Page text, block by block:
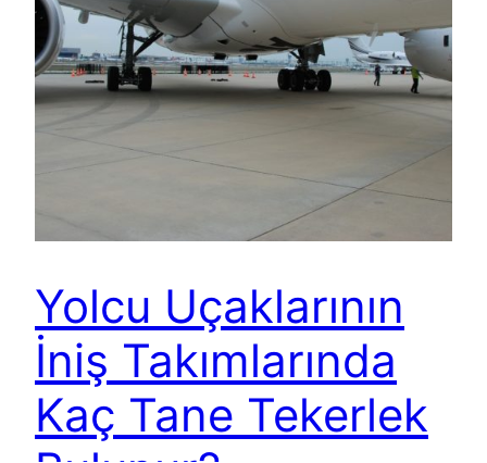
Yolcu Uçaklarının
İniş Takımlarında
Kaç Tane Tekerlek